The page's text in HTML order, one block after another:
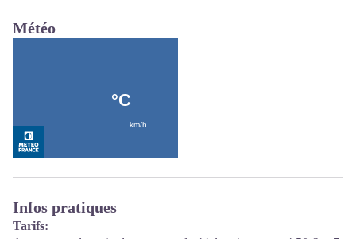
Météo
Infos pratiques
Tarifs: